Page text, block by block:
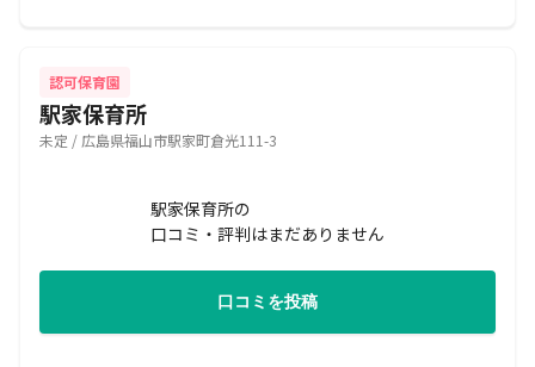
認可保育園
駅家保育所
未定 / 広島県福山市駅家町倉光111-3
駅家保育所の
口コミ・評判はまだありません
口コミを投稿